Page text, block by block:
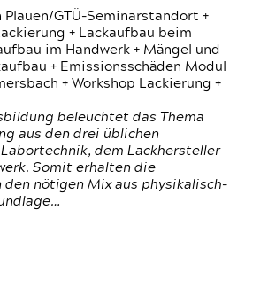
Plauen/GTÜ-Seminarstandort +
+ Lackaufbau beim
im Handwerk + Mängel und
+ Emissionsschäden Modul
+ Workshop Lackierung +
beleuchtet das Thema
aus den drei üblichen
dem Lackhersteller
Somit erhalten die
den nötigen Mix aus physikalisch-